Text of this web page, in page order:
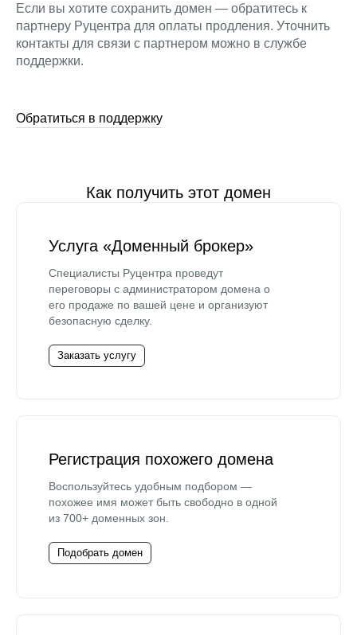
Если вы хотите сохранить домен — обратитесь к
партнеру Руцентра для оплаты продления. Уточнить
контакты для связи с партнером можно в службе
поддержки.
Обратиться в поддержку
Как получить этот домен
Услуга «Доменный брокер»
Специалисты Руцентра проведут
переговоры с администратором домена о
его продаже по вашей цене и организуют
безопасную сделку.
Заказать услугу
Регистрация похожего домена
Воспользуйтесь удобным подбором —
похожее имя может быть свободно в одной
из 700+ доменных зон.
Подобрать домен